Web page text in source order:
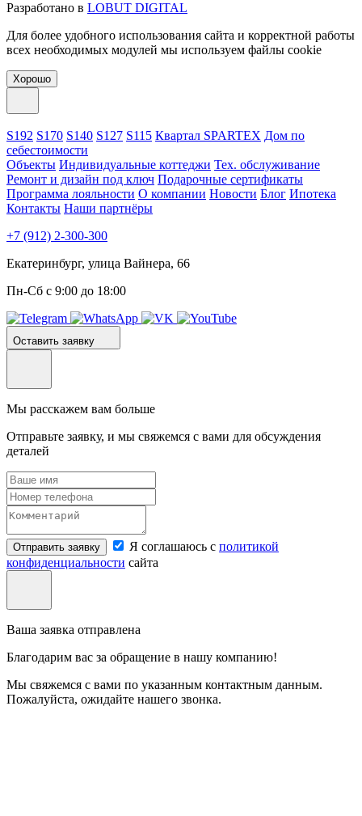
Разработано в LOBUT DIGITAL
Для более удобного использования сайта и корректной работы
всех необходимых модулей мы используем файлы cookie
Хорошо
S192 S170 S140 S127 S115 Квартал SPARTEX Дом по
себестоимости
Объекты Индивидуальные коттеджи Тех. обслуживание
Ремонт и дизайн под ключ Подарочные сертификаты
Программа лояльности О компании Новости Блог Ипотека
Контакты Наши партнёры
+7 (912) 2-300-300
Екатеринбург, улица Вайнера, 66
Пн-Сб с 9:00 до 18:00
Оставить заявку
Мы расскажем вам больше
Отправьте заявку, и мы свяжемся с вами для обсуждения
деталей
Отправить заявку Я соглашаюсь с политикой
конфиденциальности сайта
Ваша заявка отправлена
Благодарим вас за обращение в нашу компанию!
Мы свяжемся с вами по указанным контактным данным.
Пожалуйста, ожидайте нашего звонка.